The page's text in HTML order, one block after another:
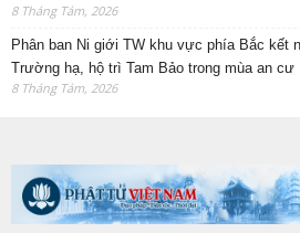
8 Tháng Tám, 2026
Phân ban Ni giới TW khu vực phía Bắc kết
Trường hạ, hộ trì Tam Bảo trong mùa an cư
8 Tháng Tám, 2026